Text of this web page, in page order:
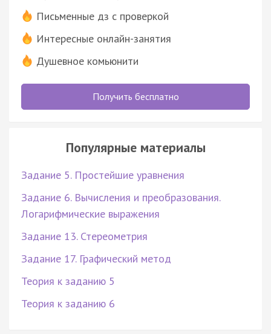
Письменные дз с проверкой
Интересные онлайн-занятия
Душевное комьюнити
Получить бесплатно
Популярные материалы
Задание 5. Простейшие уравнения
Задание 6. Вычисления и преобразования.
Логарифмические выражения
Задание 13. Стереометрия
Задание 17. Графический метод
Теория к заданию 5
Теория к заданию 6